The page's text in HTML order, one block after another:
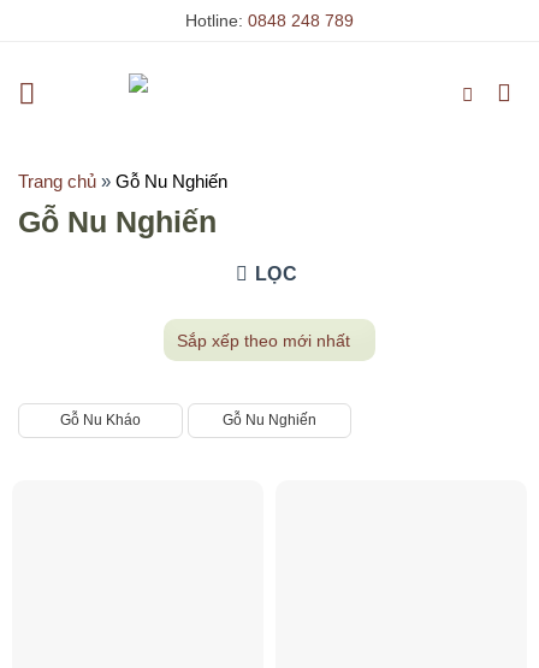
Hotline: 0848 248 789
Trang chủ » Gỗ Nu Nghiến
Gỗ Nu Nghiến
LỌC
Gỗ Nu Kháo Gỗ Nu Nghiến